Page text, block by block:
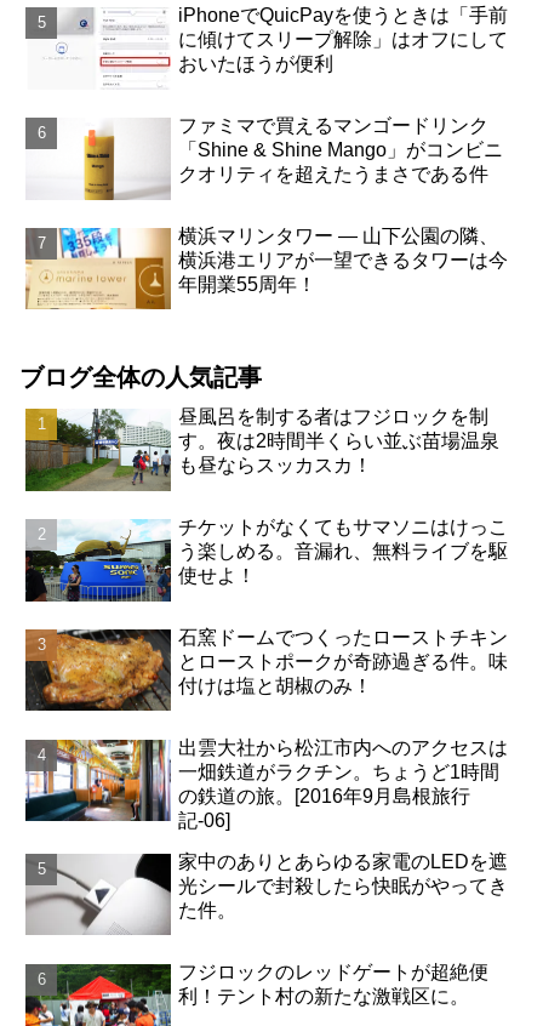
iPhoneでQuicPayを使うときは「手前
に傾けてスリープ解除」はオフにして
おいたほうが便利
ファミマで買えるマンゴードリンク
「Shine & Shine Mango」がコンビニ
クオリティを超えたうまさである件
横浜マリンタワー ― 山下公園の隣、
横浜港エリアが一望できるタワーは今
年開業55周年！
ブログ全体の人気記事
昼風呂を制する者はフジロックを制
す。夜は2時間半くらい並ぶ苗場温泉
も昼ならスッカスカ！
チケットがなくてもサマソニはけっこ
う楽しめる。音漏れ、無料ライブを駆
使せよ！
石窯ドームでつくったローストチキン
とローストポークが奇跡過ぎる件。味
付けは塩と胡椒のみ！
出雲大社から松江市内へのアクセスは
一畑鉄道がラクチン。ちょうど1時間
の鉄道の旅。[2016年9月島根旅行
記-06]
家中のありとあらゆる家電のLEDを遮
光シールで封殺したら快眠がやってき
た件。
フジロックのレッドゲートが超絶便
利！テント村の新たな激戦区に。